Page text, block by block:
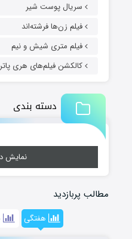
سریال پوست شیر
فیلم زن‌ها فرشته‌اند
فیلم متری شیش و نیم
کالکشن فیلم‌های هری پاتر
دسته بندی
نمایش
مطالب پربازدید
هفتگی